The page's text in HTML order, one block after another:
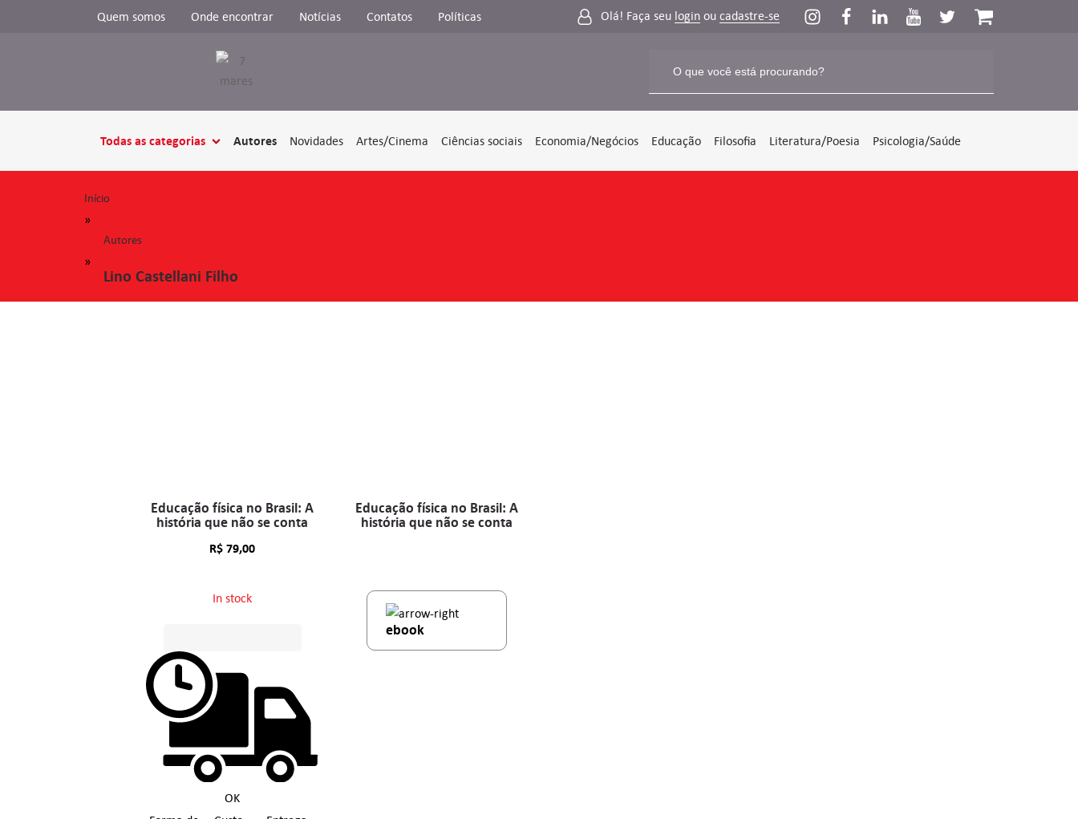
Quem somos Onde encontrar Notícias Contatos Políticas Olá! Faça seu login ou cadastre-se
Todas as categorias Autores Novidades Artes/Cinema Ciências sociais Economia/Negócios Educação Filosofia Literatura/Poesia Psicologia/Saúde
Início
»
Autores
»
Lino Castellani Filho
Educação física no Brasil: A
história que não se conta
R$79,00
In stock
OK
Educação física no Brasil: A
história que não se conta
ebook